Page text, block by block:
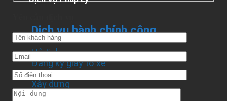
Dịch vụ hành chính công
Hộ tịch
Đăng ký giấy tờ xe
Đăng ký hộ kinh doanh
Xây dựng
Đăng ký thường trú, tạm trú